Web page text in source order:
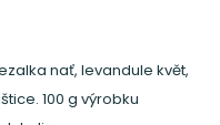
nať, levandule květ,
100 g výrobku